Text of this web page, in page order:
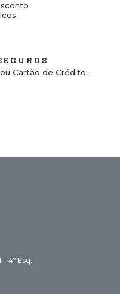
Cartão de Crédito.
4º Esq.